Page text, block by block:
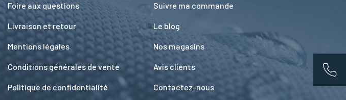
Foire aux questions
Livraison et retour
Mentions légales
Conditions générales de vente
Politique de confidentialité
Suivre ma commande
Le blog
Nos magasins
Avis clients
Contactez-nous